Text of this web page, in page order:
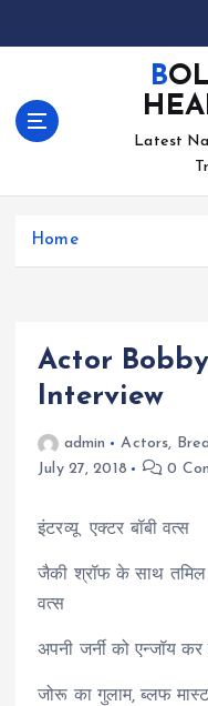
BOLLYWOOD
Latest
Home
Actor
Interview
admin Actors,
July 27, 2018
0
इंटरव्यू एक्टर बॉबी वत्स
जैकी श्रॉफ के साथ तमिल
वत्स
अपनी जर्नी को एन्जॉय कर
जोरू का गुलाम, ब्लफ